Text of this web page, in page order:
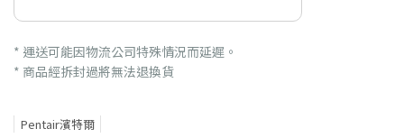
* 運送可能因物流公司特殊情況而延遲。
* 商品經拆封過將無法退換貨
Pentair濱特爾